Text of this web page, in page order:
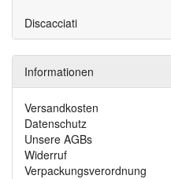
Discacciati
Informationen
Versandkosten
Datenschutz
Unsere AGBs
Widerruf
Verpackungsverordnung